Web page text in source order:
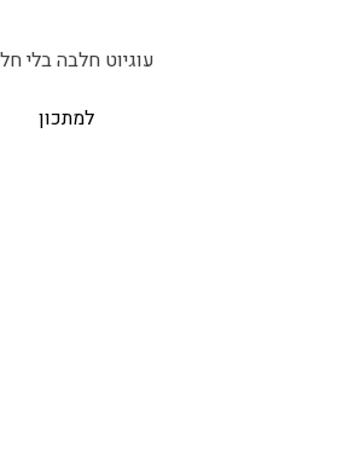
עוגיוט חלבה בלי
למתכון